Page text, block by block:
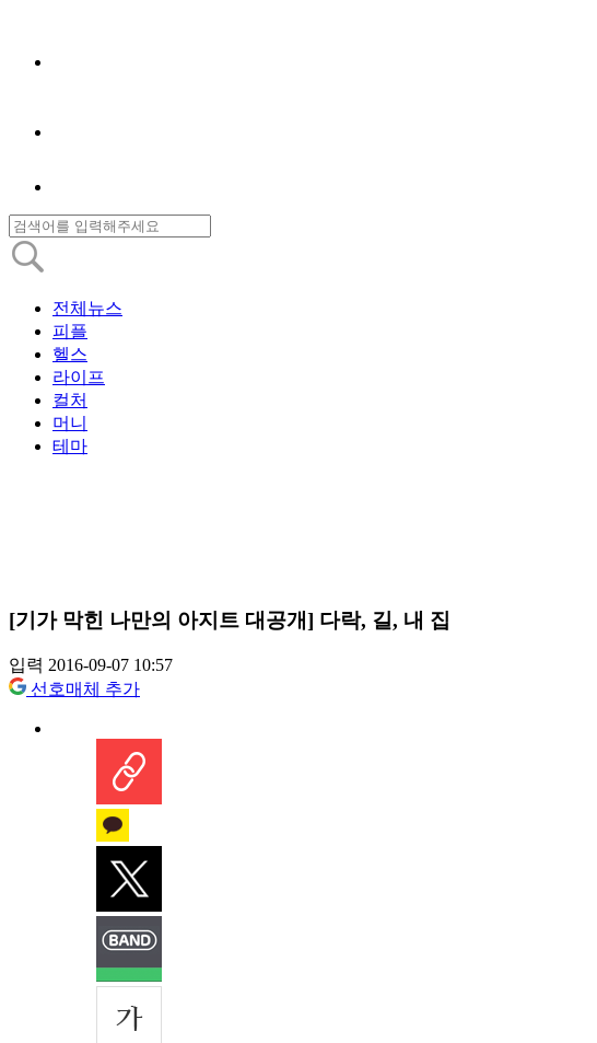
전체뉴스
피플
헬스
라이프
컬처
머니
테마
[기가 막힌 나만의 아지트 대공개] 다락, 길, 내 집
입력 2016-09-07 10:57
선호매체 추가